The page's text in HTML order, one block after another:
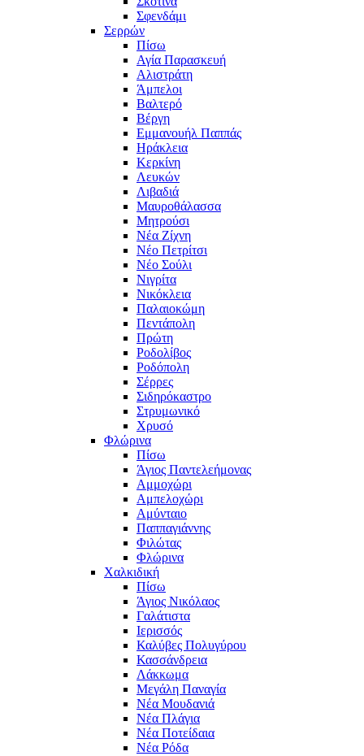
Σφενδάμι
Σερρών
Πίσω
Αγία Παρασκευή
Αλιστράτη
Άμπελοι
Βαλτερό
Βέργη
Εμμανουήλ Παππάς
Ηράκλεια
Κερκίνη
Λευκών
Λιβαδιά
Μαυροθάλασσα
Μητρούσι
Νέα Ζίχνη
Νέο Πετρίτσι
Νέο Σούλι
Νιγρίτα
Νικόκλεια
Παλαιοκώμη
Πεντάπολη
Πρώτη
Ροδολίβος
Ροδόπολη
Σέρρες
Σιδηρόκαστρο
Στρυμωνικό
Χρυσό
Φλώρινα
Πίσω
Άγιος Παντελεήμονας
Αμμοχώρι
Αμπελοχώρι
Αμύνταιο
Παππαγιάννης
Φιλώτας
Φλώρινα
Χαλκιδική
Πίσω
Άγιος Νικόλαος
Γαλάτιστα
Ιερισσός
Καλύβες Πολυγύρου
Κασσάνδρεια
Λάκκωμα
Μεγάλη Παναγία
Νέα Μουδανιά
Νέα Πλάγια
Νέα Ποτείδαια
Νέα Ρόδα